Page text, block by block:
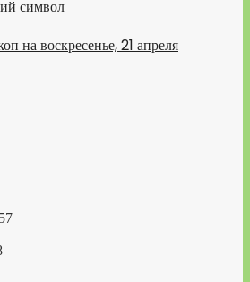
символ
на воскресенье, 21 апреля
57